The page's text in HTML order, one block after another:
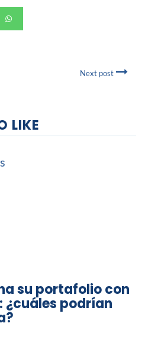
Next post
LIKE
su portafolio con
¿cuáles podrían